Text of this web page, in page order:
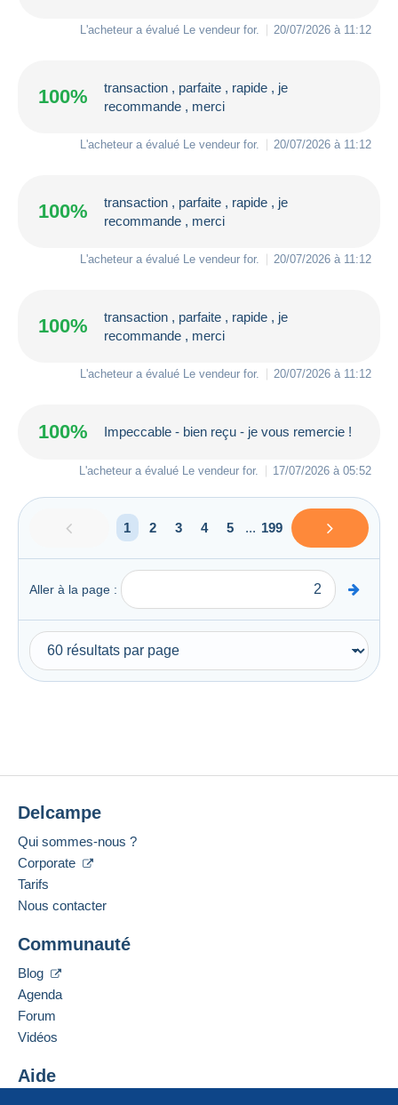
L'acheteur a évalué Le vendeur for. 20/07/2026 à 11:12
100%
transaction , parfaite , rapide , je
recommande , merci
L'acheteur a évalué Le vendeur for. 20/07/2026 à 11:12
100%
transaction , parfaite , rapide , je
recommande , merci
L'acheteur a évalué Le vendeur for. 20/07/2026 à 11:12
100%
transaction , parfaite , rapide , je
recommande , merci
L'acheteur a évalué Le vendeur for. 20/07/2026 à 11:12
100% Impeccable - bien reçu - je vous remercie !
L'acheteur a évalué Le vendeur for. 17/07/2026 à 05:52
1 2 3 4 5 ... 199
Aller à la page :
Delcampe
Qui sommes-nous ?
Corporate
Tarifs
Nous contacter
Communauté
Blog
Agenda
Forum
Vidéos
Aide